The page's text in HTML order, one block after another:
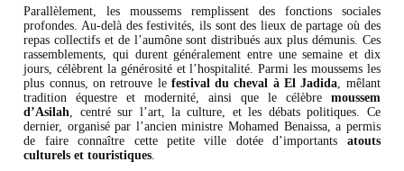
Parallèlement, les moussems remplissent des fonctions sociales
profondes. Au-delà des festivités, ils sont des lieux de partage où des
repas collectifs et de l’aumône sont distribués aux plus démunis. Ces
rassemblements, qui durent généralement entre une semaine et dix
jours, célèbrent la générosité et l’hospitalité. Parmi les moussems les
plus connus, on retrouve le festival du cheval à El Jadida, mêlant
tradition équestre et modernité, ainsi que le célèbre moussem
d’Asilah, centré sur l’art, la culture, et les débats politiques. Ce
dernier, organisé par l’ancien ministre Mohamed Benaissa, a permis
de faire connaître cette petite ville dotée d’importants atouts
culturels et touristiques.